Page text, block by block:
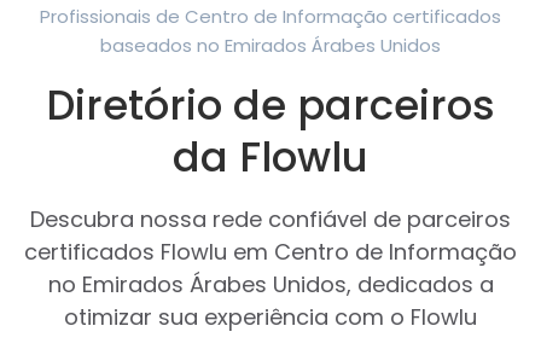
Faturação online
Ferramentas de colaboração
Gestão financeira
Projetos ágeis
Base de conhecimento
Departamentos de TI
Profissionais jurídicos
Instituições educacionais
Empresas de fabrico
Pequenos negócios
Planeadores de eventos
Blogue Flowlu
Estudos de caso
Casos de utilização
Ferramentas gratuitas
Português
Profissionais de Centro de Informação certificados
baseados no Emirados Árabes Unidos
Diretório de parceiros
da Flowlu
Descubra nossa rede confiável de parceiros
certificados Flowlu em Centro de Informação
no Emirados Árabes Unidos, dedicados a
otimizar sua experiência com o Flowlu